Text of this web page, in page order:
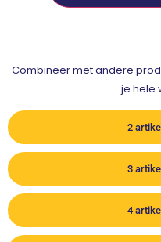
Combineer met andere
je hele
2
3
4